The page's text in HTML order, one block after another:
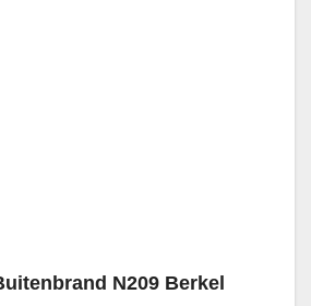
N209 Berkel